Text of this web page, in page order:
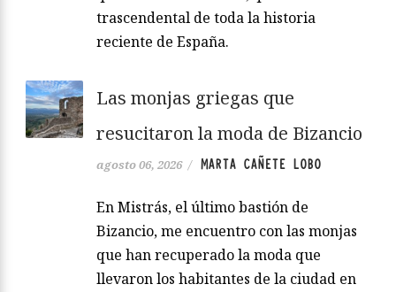
trascendental de toda la historia
reciente de España.
Las monjas griegas que
resucitaron la moda de Bizancio
agosto 06, 2026 / MARTA CAÑETE LOBO
En Mistrás, el último bastión de
Bizancio, me encuentro con las monjas
que han recuperado la moda que
llevaron los habitantes de la ciudad en